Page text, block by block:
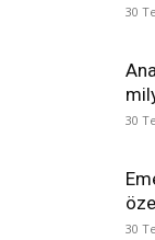
30
30
30